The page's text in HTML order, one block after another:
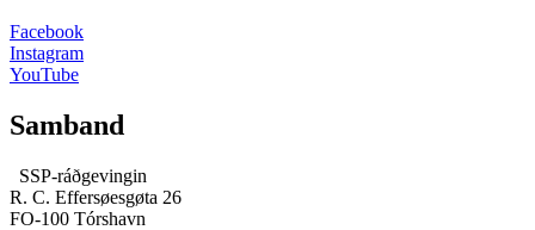
Facebook
Instagram
YouTube
Samband
SSP-ráðgevingin
R. C. Effersøesgøta 26
FO-100 Tórshavn